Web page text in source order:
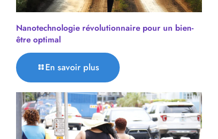
Nanotechnologie révolutionnaire pour un bien-
être optimal
En savoir plus